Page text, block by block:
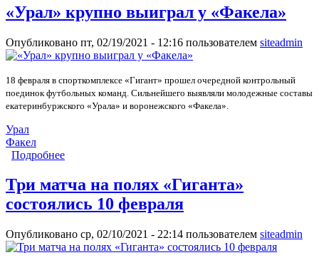
«Урал» крупно выиграл у «Факела»
Опубликовано пт, 02/19/2021 - 12:16 пользователем siteadmin
18 февраля в спорткомплексе «Гигант» прошел очередной контрольный
поединок футбольных команд. Сильнейшего выявляли молодежные составы
екатеринбуржского «Урала» и воронежского «Факела».
Урал
Факел
Подробнее
Три матча на полях «Гиганта»
состоялись 10 февраля
Опубликовано ср, 02/10/2021 - 22:14 пользователем siteadmin